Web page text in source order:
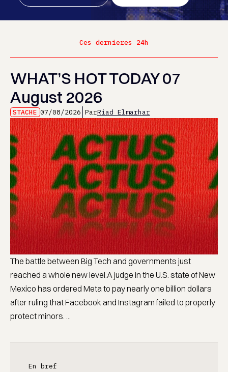
Ces dernieres 24h
WHAT’S HOT TODAY 07
August 2026
STACHE 07/08/2026 ParRiad Elmarhar
The battle between Big Tech and governments just
reached a whole new level.A judge in the U.S. state of New
Mexico has ordered Meta to pay nearly one billion dollars
after ruling that Facebook and Instagram failed to properly
protect minors. ...
En bref